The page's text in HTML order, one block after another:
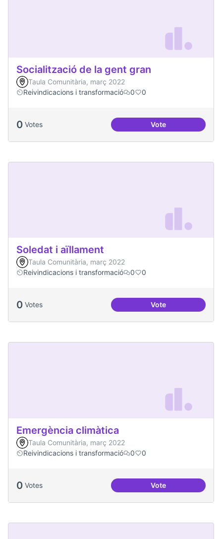
Socialització de la gent gran
Taula Comunitària, març 2022
Reivindicacions i transformació
0 0
0 Votes VoteSocialització de la
Soledat i aïllament
Taula Comunitària, març 2022
Reivindicacions i transformació
0 0
0 Votes VoteSoledat i aïllament
Emergència climàtica
Taula Comunitària, març 2022
Reivindicacions i transformació
0 0
0 Votes VoteEmergència